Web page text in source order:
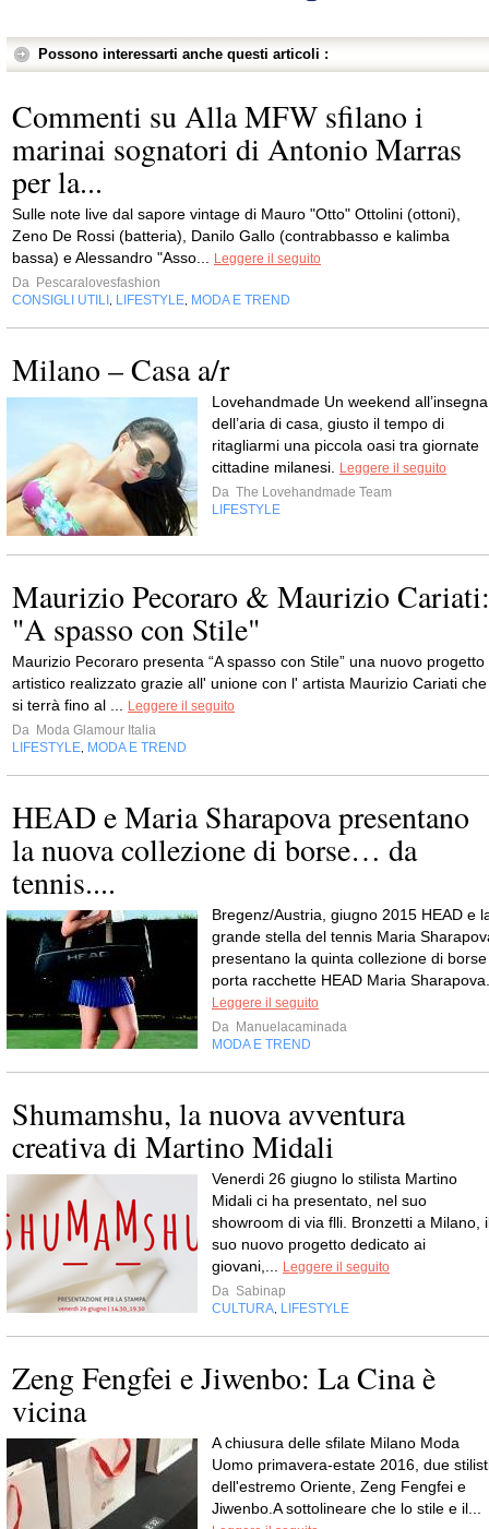
Possono interessarti anche questi articoli :
Commenti su Alla MFW sfilano i
marinai sognatori di Antonio Marras
per la...
Sulle note live dal sapore vintage di Mauro "Otto" Ottolini (ottoni),
Zeno De Rossi (batteria), Danilo Gallo (contrabbasso e kalimba
bassa) e Alessandro "Asso...
Leggere il seguito
Da Pescaralovesfashion
CONSIGLI UTILI
LIFESTYLE MODA E TREND
Milano – Casa a/r
Lovehandmade Un weekend all’insegna
dell’aria di casa, giusto il tempo di
ritagliarmi una piccola oasi tra giornate
cittadine milanesi.
Leggere il seguito
Da The Lovehandmade Team
LIFESTYLE
Maurizio Pecoraro & Maurizio Cariati:
"A spasso con Stile"
Maurizio Pecoraro presenta “A spasso con Stile” una nuovo progetto
artistico realizzato grazie all' unione con l' artista Maurizio Cariati che
si terrà fino al ...
Leggere il seguito
Da Moda Glamour Italia
LIFESTYLE MODA E TREND
HEAD e Maria Sharapova presentano
la nuova collezione di borse… da
tennis....
Bregenz/Austria, giugno 2015 HEAD e
grande stella del tennis Maria
presentano la quinta collezione di borse
porta racchette HEAD Maria Sharapova.
Leggere il seguito
Da Manuelacaminada
MODA E TREND
Shumamshu, la nuova avventura
creativa di Martino Midali
Venerdi 26 giugno lo stilista Martino
Midali ci ha presentato, nel suo
showroom di via flli. Bronzetti a Milano,
suo nuovo progetto dedicato ai
giovani,...
Leggere il seguito
Da Sabinap
CULTURA LIFESTYLE
Zeng Fengfei e Jiwenbo: La Cina è
vicina
A chiusura delle sfilate Milano Moda
Uomo primavera-estate 2016, due
dell'estremo Oriente, Zeng Fengfei e
Jiwenbo.A sottolineare che lo stile e il...